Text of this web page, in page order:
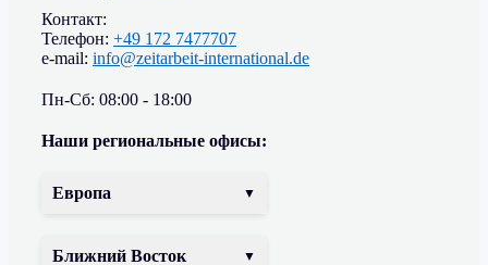
Контакт:
Телефон: +49 172 7477707
e-mail: info@zeitarbeit-international.de
Пн-Сб: 08:00 - 18:00
Наши региональные офисы:
Европа
Ближний Восток